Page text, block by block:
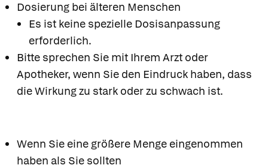
Dosierung bei älteren Menschen
Es ist keine spezielle Dosisanpassung
erforderlich.
Bitte sprechen Sie mit Ihrem Arzt oder
Apotheker, wenn Sie den Eindruck haben, dass
die Wirkung zu stark oder zu schwach ist.
Wenn Sie eine größere Menge eingenommen
haben als Sie sollten